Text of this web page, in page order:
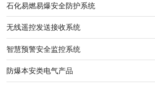
石化易燃易爆安全防护系统
无线遥控发送接收系统
智慧预警安全监控系统
防爆本安类电气产品